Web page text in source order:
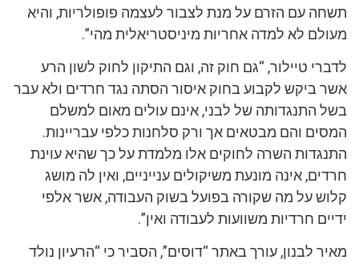
תשחה עם הזרם על מנת לצבור לעצמה פופולריות, והיא
מעולם לא למדה אחריות מיניסטריאלית מהי”.
לדברי טיילור, “גם חוק זה, וגם התיקון לחוק לשון הרע
אשר ביקש לקבוע בחוק איסור הסתה נגד חרדים ולא עבר
בשל התנגדותה של לבני, אינם עולים מאום למשלם
המסים והם מבטאים אך ורק סלחנות כלפי עבריינות.
התנגדות השרה לחוקים אלו מלמדת על כך שהיא עוינת
חרדים, אינה מונעת משיקולים ענייניים, ואין לה מושג
קלוש על מה שקורה בפועל בשוק העבודה, אשר אלפי
ידיים חרדיות משוועות לעבודה ואין”.
מאיר לבנון, עורך באתר “דוסים”, הסביר כי “הרעיון נולד